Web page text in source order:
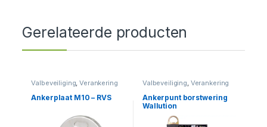
Gerelateerde producten
Valbeveiliging ,Verankering
Ankerplaat M10 – RVS
Valbeveiliging Verankering
Ankerpunt borstwering
Wallution